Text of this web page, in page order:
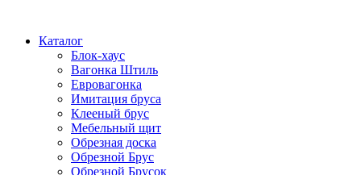
Каталог
Блок-хаус
Вагонка Штиль
Евровагонка
Имитация бруса
Клееный брус
Мебельный щит
Обрезная доска
Обрезной Брус
Обрезной Брусок